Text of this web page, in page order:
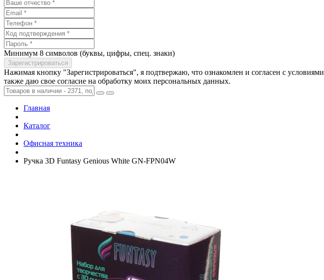
Минимум 8 символов (буквы, цифры, спец. знаки)
Нажимая кнопку "Зарегистрироваться", я подтвержаю, что ознакомлен и согласен с условиями
также даю свое согласие на обработку моих персональных данных.
Главная
Каталог
Офисная техника
Ручка 3D Funtasy Genious White GN-FPN04W